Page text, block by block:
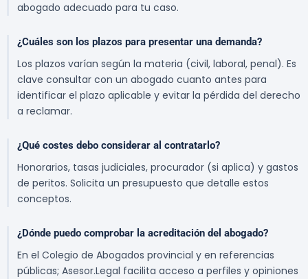
abogado adecuado para tu caso.
¿Cuáles son los plazos para presentar una demanda?
Los plazos varían según la materia (civil, laboral, penal). Es
clave consultar con un abogado cuanto antes para
identificar el plazo aplicable y evitar la pérdida del derecho
a reclamar.
¿Qué costes debo considerar al contratarlo?
Honorarios, tasas judiciales, procurador (si aplica) y gastos
de peritos. Solicita un presupuesto que detalle estos
conceptos.
¿Dónde puedo comprobar la acreditación del abogado?
En el Colegio de Abogados provincial y en referencias
públicas; Asesor.Legal facilita acceso a perfiles y opiniones